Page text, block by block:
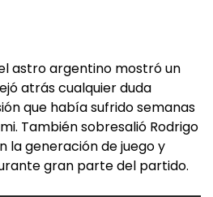
astro argentino mostró un
atrás cualquier duda
que había sufrido semanas
También sobresalió Rodrigo
la generación de juego y
gran parte del partido.